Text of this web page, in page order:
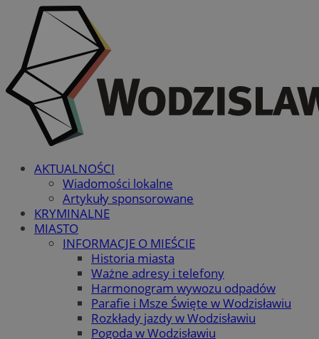
AKTUALNOŚCI
Wiadomości lokalne
Artykuły sponsorowane
KRYMINALNE
MIASTO
INFORMACJE O MIEŚCIE
Historia miasta
Ważne adresy i telefony
Harmonogram wywozu odpadów
Parafie i Msze Święte w Wodzisławiu
Rozkłady jazdy w Wodzisławiu
Pogoda w Wodzisławiu